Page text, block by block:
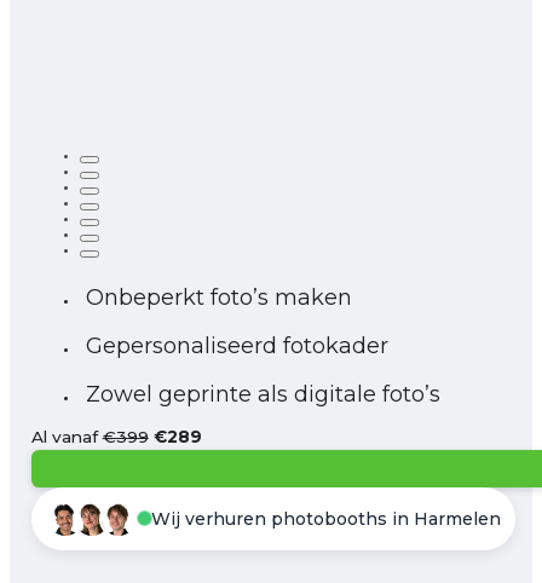
Onbeperkt foto’s maken
Gepersonaliseerd fotokader
Zowel geprinte als digitale foto’s
Al vanaf€399 €289
Wij verhuren photobooths in Harmelen